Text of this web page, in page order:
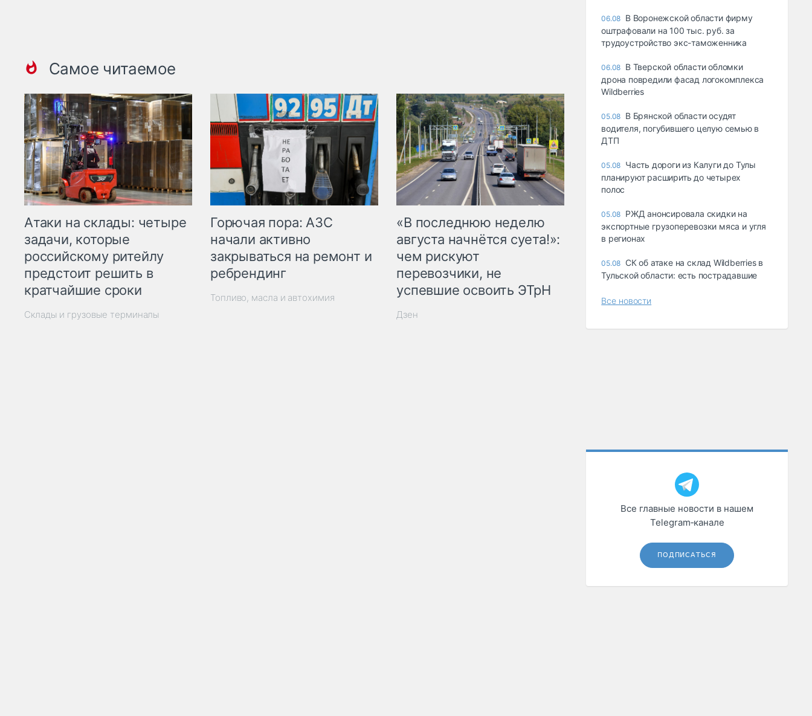
Самое читаемое
Атаки на склады: четыре
задачи, которые
российскому ритейлу
предстоит решить в
кратчайшие сроки
Склады и грузовые терминалы
Горючая пора: АЗС
начали активно
закрываться на ремонт и
ребрендинг
Топливо, масла и автохимия
«В последнюю неделю
августа начнётся суета!»:
чем рискуют
перевозчики, не
успевшие освоить ЭТрН
Дзен
06.08 В Воронежской области фирму
оштрафовали на 100 тыс. руб. за
трудоустройство экс-таможенника
06.08 В Тверской области обломки
дрона повредили фасад логокомплекса
Wildberries
05.08 В Брянской области осудят
водителя, погубившего целую семью в
ДТП
05.08 Часть дороги из Калуги до Тулы
планируют расширить до четырех
полос
05.08 РЖД анонсировала скидки на
экспортные грузоперевозки мяса и угля
в регионах
05.08 СК об атаке на склад Wildberries в
Тульской области: есть пострадавшие
Все новости
Все главные новости в нашем
Telegram‑канале
ПОДПИСАТЬСЯ